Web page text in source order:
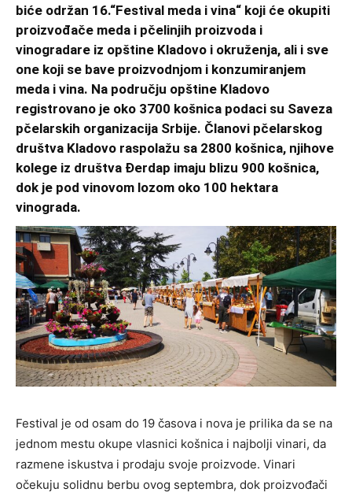
biće održan 16.“Festival meda i vina“ koji će okupiti
proizvođače meda i pčelinjih proizvoda i
vinogradare iz opštine Kladovo i okruženja, ali i sve
one koji se bave proizvodnjom i konzumiranjem
meda i vina. Na području opštine Kladovo
registrovano je oko 3700 košnica podaci su Saveza
pčelarskih organizacija Srbije. Članovi pčelarskog
društva Kladovo raspolažu sa 2800 košnica, njihove
kolege iz društva Đerdap imaju blizu 900 košnica,
dok je pod vinovom lozom oko 100 hektara
vinograda.
Festival je od osam do 19 časova i nova je prilika da se na
jednom mestu okupe vlasnici košnica i najbolji vinari, da
razmene iskustva i prodaju svoje proizvode. Vinari
očekuju solidnu berbu ovog septembra, dok proizvođači